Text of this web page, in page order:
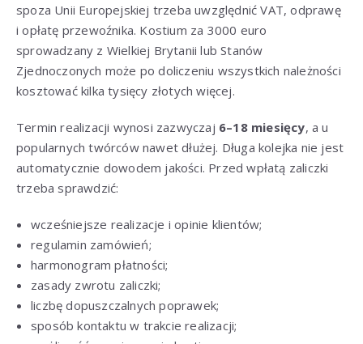
spoza Unii Europejskiej trzeba uwzględnić VAT, odprawę
i opłatę przewoźnika. Kostium za 3000 euro
sprowadzany z Wielkiej Brytanii lub Stanów
Zjednoczonych może po doliczeniu wszystkich należności
kosztować kilka tysięcy złotych więcej.
Termin realizacji wynosi zazwyczaj 6–18 miesięcy, a u
popularnych twórców nawet dłużej. Długa kolejka nie jest
automatycznie dowodem jakości. Przed wpłatą zaliczki
trzeba sprawdzić:
wcześniejsze realizacje i opinie klientów;
regulamin zamówień;
harmonogram płatności;
zasady zwrotu zaliczki;
liczbę dopuszczalnych poprawek;
sposób kontaktu w trakcie realizacji;